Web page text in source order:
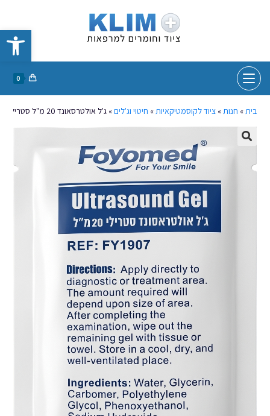
פתח סרגל נגישות
0
בית» חנות»ציוד לקוסמטיקאיות» חיטוי וג'לים»ג'ל אולטרסאונד 20 מ"ל סטרילי